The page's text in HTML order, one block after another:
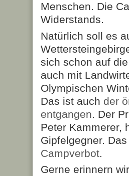
Menschen. Die
Widerstands.
Natürlich soll es
sich schon auf
auch mit
Olympischen
Das ist auch der
entgangen . Der
Peter Kammerer,
Gipfelgegner.
Campverbot
Gerne erinnern